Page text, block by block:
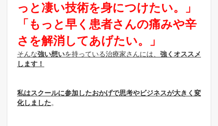
っと凄い技術を身につけたい。」
「もっと早く患者さんの痛みや辛
さを解消してあげたい。」
そんな強い想いを持っている治療家さんには、 強くオススメ
します！
私はスクールに参加したおかげで思考やビジネスが大きく変
化しました。